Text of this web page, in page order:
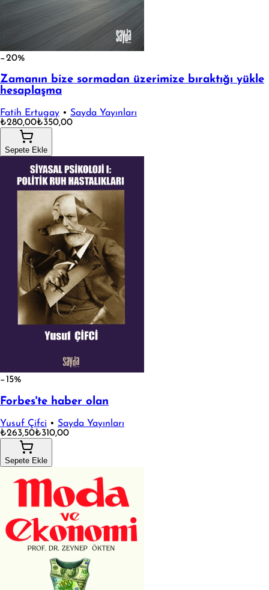
−20%
Zamanın bize sormadan üzerimize bıraktığı yükle
hesaplaşma
Fatih Ertugay • Sayda Yayınları
₺280,00₺350,00
Sepete Ekle
−15%
Forbes'te haber olan
Yusuf Çifci • Sayda Yayınları
₺263,50₺310,00
Sepete Ekle